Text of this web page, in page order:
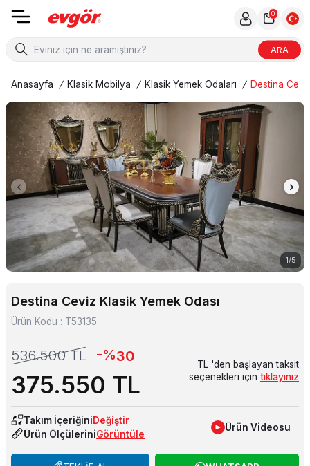
ARA
0
Anasayfa / Klasik Mobilya / Klasik Yemek Odaları / Destina
1/5
Destina Ceviz Klasik Yemek Odası
Ürün Kodu : T53135
536.500TL -%30
375.550 TL
TL 'den başlayan taksit
seçenekleri için tıklayınız
Takım İçeriğiniDeğiştir
Ürün ÖlçüleriniGörüntüle
Ürün Videosu